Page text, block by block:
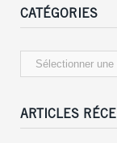
CATÉGORIES
Catégories
ARTICLES